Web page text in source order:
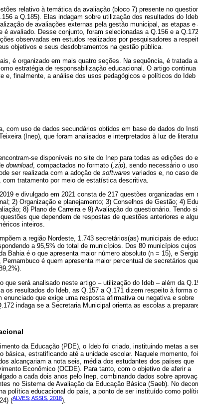
relativo à temática da avaliação (bloco 7) presente no
a Q.185). Elas indagam sobre utilização dos resultados do
de avaliações externas pela gestão municipal, as etapas e
avaliado. Desse conjunto, foram selecionadas a Q.156 e a
observadas em estudos realizados por pesquisadores a
objetivos e seus desdobramentos na gestão pública.
é organizado em mais quatro seções. Na sequência, é tratada a
estratégia de responsabilização educacional. O artigo continua
e, finalmente, a análise dos usos pedagógicos e políticos do Ideb
com uso de dados secundários obtidos em base de dados do
(Inep), que foram analisados e interpretados à luz de
se disponíveis no site do Inep para todas as edições do
download, compactados no formato (. zip), sendo necessário o
ser realizada com a adoção de softwares variados e, no caso
tratamento por meio de estatística descritiva.
e divulgado em 2021 consta de 217 questões organizadas em
2) Organização e planejamento; 3) Conselhos de Gestão; 4)
8) Plano de Carreira e 9) Avaliação do questionário. Tendo
que dependem de respostas de questões anteriores e
inteiros.
a região Nordeste, 1.743 secretários(as) municipais de
a 95,5% do total de municípios. Dos 80 municípios cujos
Bahia é o que apresenta maior número absoluto (n = 15), e
é quem apresenta maior percentual de secretários que
será analisado neste artigo – utilização do Ideb – além da
os resultados do Ideb, as Q.157 a Q.171 dizem respeito à forma
que exige uma resposta afirmativa ou negativa e sobre
indaga se a Secretaria Municipal orienta as escolas a
da Educação (PDE), o Ideb foi criado, instituindo metas a
estratificando até a unidade escolar. Naquele momento, foi
alcançariam a nota seis, média dos estudantes dos países que
Econômico (OCDE). Para tanto, com o objetivo de aferir a
a cada dois anos pelo Inep, combinando dados sobre
no Sistema de Avaliação da Educação Básica (Saeb). No
política educacional do país, a ponto de ser instituído como
(ALVES; ASSIS, 2018).